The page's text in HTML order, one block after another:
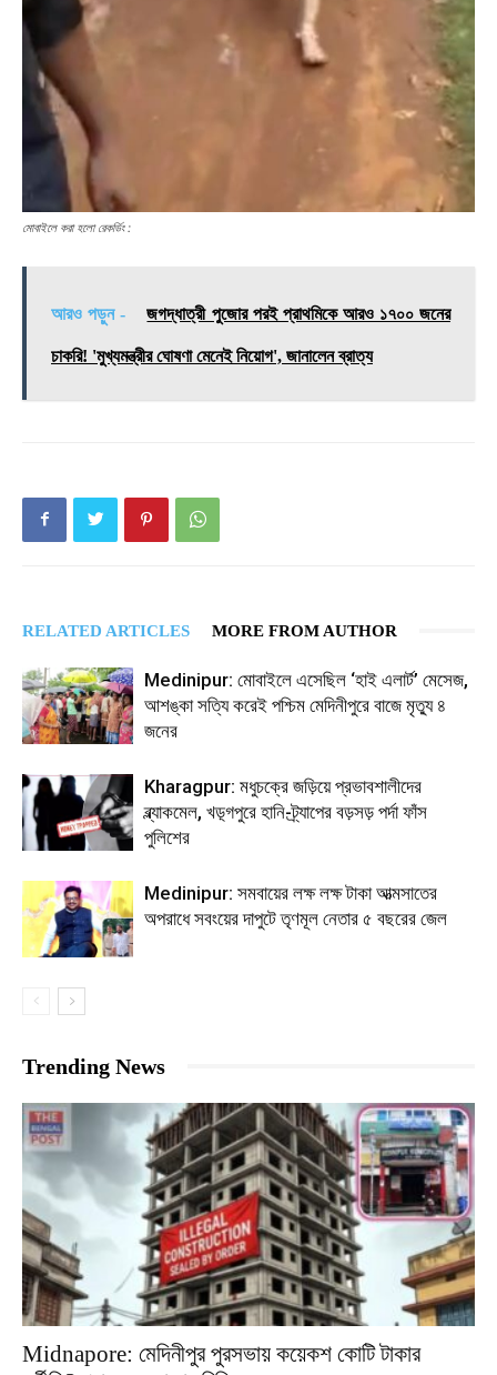
মোবাইলে করা হলো রেকর্ডিং :
আরও পড়ুন - জগদ্ধাত্রী পুজোর পরই প্রাথমিকে আরও ১৭০০ জনের
চাকরি! 'মুখ্যমন্ত্রীর ঘোষণা মেনেই নিয়োগ', জানালেন ব্রাত্য
RELATED ARTICLES MORE FROM AUTHOR
Medinipur: মোবাইলে এসেছিল ‘হাই এলার্ট’ মেসেজ,
আশঙ্কা সত্যি করেই পশ্চিম মেদিনীপুরে বাজে মৃত্যু ৪
জনের
Kharagpur: মধুচক্রে জড়িয়ে প্রভাবশালীদের
ব্ল্যাকমেল, খড়্গপুরে হানি-ট্র্যাপের বড়সড় পর্দা ফাঁস
পুলিশের
Medinipur: সমবায়ের লক্ষ লক্ষ টাকা আত্মসাতের
অপরাধে সবংয়ের দাপুটে তৃণমূল নেতার ৫ বছরের জেল
Trending News
Midnapore: মেদিনীপুর পুরসভায় কয়েকশ কোটি টাকার